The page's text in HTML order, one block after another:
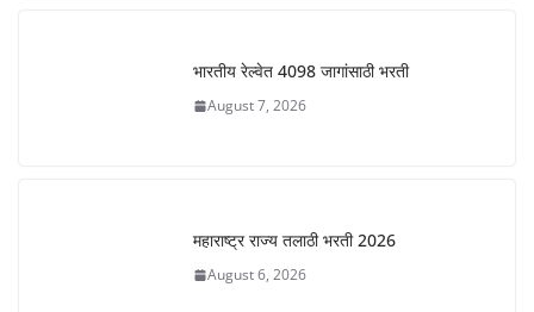
भारतीय रेल्वेत 4098 जागांसाठी भरती
August 7, 2026
महाराष्ट्र राज्य तलाठी भरती 2026
August 6, 2026